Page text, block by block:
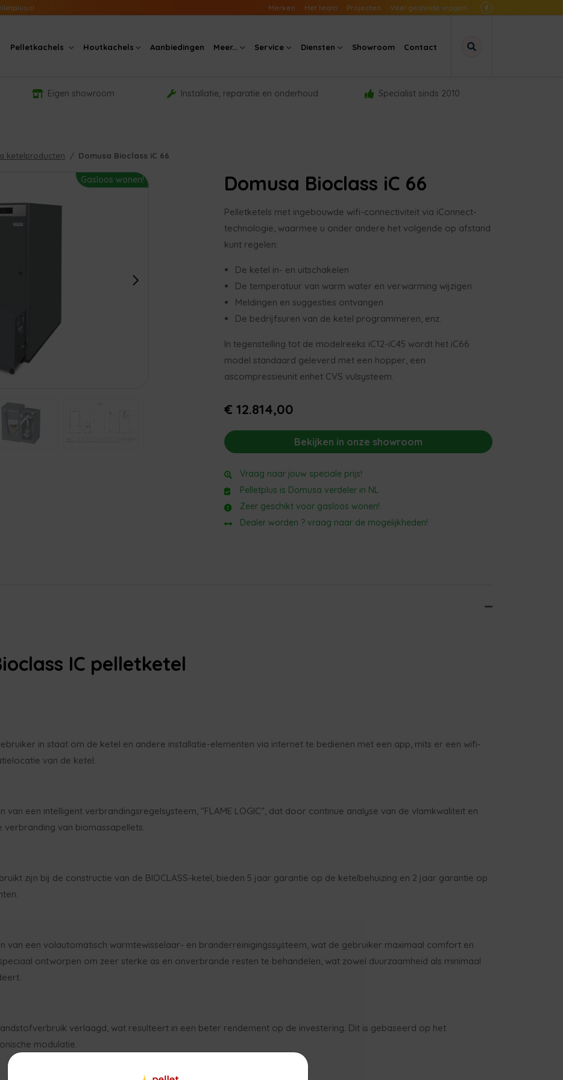
Merken Het team Projecten Veel gestelde vragen
Pelletkachels Houtkachels Aanbiedingen Meer... Service Diensten Showroom Contact
Eigen showroom Installatie, reparatie en onderhoud Specialist sinds 2010
ketelproducten Domusa Bioclass iC 66
Domusa Bioclass iC 66
Pelletketels met ingebouwde wifi-connectiviteit via iConnect-
technologie, waarmee u onder andere het volgende op afstand
kunt regelen:
De ketel in- en uitschakelen
De temperatuur van warm water en verwarming wijzigen
Meldingen en suggesties ontvangen
De bedrijfsuren van de ketel programmeren, enz.
In tegenstelling tot de modelreeks iC12-iC45 wordt het iC66
model standaard geleverd met een hopper, een
ascompressieunit enhet CVS vulsysteem.
€ 12.814,00
Bekijken in onze showroom
Vraag naar jouw speciale prijs!
Pelletplus is Domusa verdeler in NL
Zeer geschikt voor gasloos wonen!
Dealer worden ? vraag naar de mogelijkheden!
Gasloos wonen!
IC pelletketel
in staat om de ketel en andere installatie-elementen via internet te bedienen met een app, mits er een wifi-
van de ketel.
van een intelligent verbrandingsregelsysteem, "FLAME LOGIC", dat door continue analyse van de vlamkwaliteit en
van biomassapellets.
zijn bij de constructie van de BIOCLASS-ketel, bieden 5 jaar garantie op de ketelbehuizing en 2 jaar garantie op
van een volautomatisch warmtewisselaar- en branderreinigingssysteem, wat de gebruiker maximaal comfort en
ontworpen om zeer sterke as en onverbrande resten te behandelen, wat zowel duurzaamheid als minimaal
verlaagd, wat resulteert in een beter rendement op de investering. Dit is gebaseerd op het
modulatie.